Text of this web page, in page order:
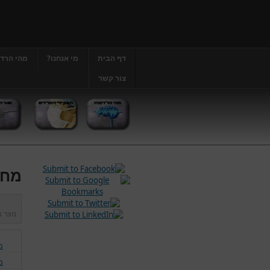
דף הבית מי אנחנו? מהי
צור קשר
נוצר